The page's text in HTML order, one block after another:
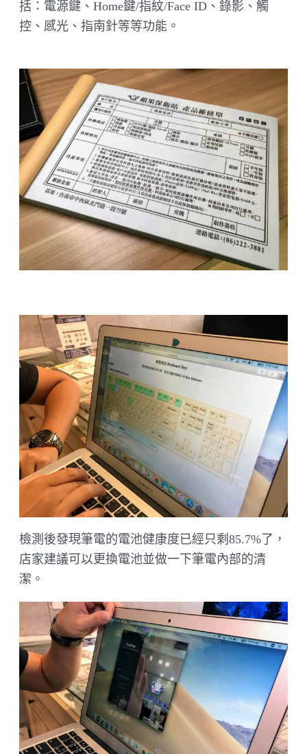
括：電源鍵、Home鍵/指紋/Face ID、錄影、觸
控、感光、指南針等等功能。
檢測後發現筆電的電池健康度已經只剩85.7%了，
店家建議可以更換電池並做一下筆電內部的清
潔。